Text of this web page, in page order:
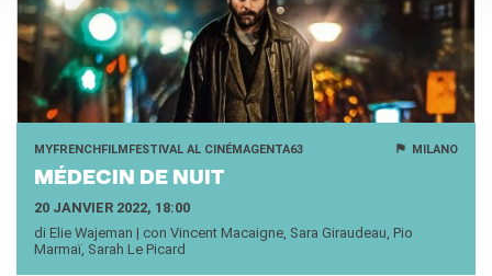
MYFRENCHFILMFESTIVAL AL CINÉMAGENTA63 MILANO
MÉ­DE­CIN DE NUIT
20 JANVIER 2022, 18:00
di Elie Wajeman | con Vincent Macaigne, Sara Giraudeau, Pio
Marmaï, Sarah Le Picard